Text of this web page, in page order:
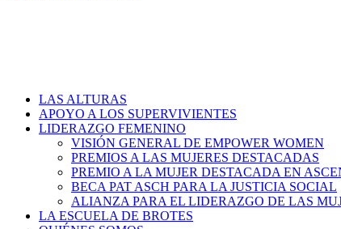
LAS ALTURAS
APOYO A LOS SUPERVIVIENTES
LIDERAZGO FEMENINO
VISIÓN GENERAL DE EMPOWER WOMEN
PREMIOS A LAS MUJERES DESTACADAS
PREMIO A LA MUJER DESTACADA EN
BECA PAT ASCH PARA LA JUSTICIA SOCIAL
ALIANZA PARA EL LIDERAZGO DE LAS
LA ESCUELA DE BROTES